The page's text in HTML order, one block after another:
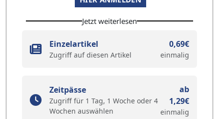
Jetzt weiterlesen
Einzelartikel
Zugriff auf diesen Artikel
0,69€
einmalig
Zeitpässe
Zugriff für 1 Tag, 1 Woche oder 4
Wochen auswählen
ab
1,29€
einmalig